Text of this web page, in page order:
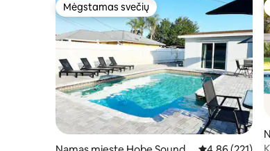
Mėgstamas svečių
Mėgstamas svečių